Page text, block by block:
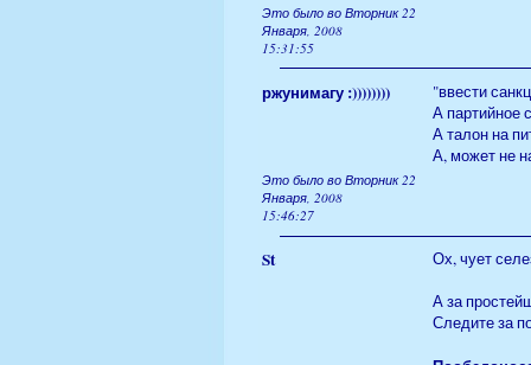
Это было во Вторник 22
Января, 2008
15:31:55
ржунимагу :))))))))
"ввести
А партийное
А талон на
А, может не
Это было во Вторник 22
Января, 2008
15:46:27
St
Ох, чует
А за
Следите за